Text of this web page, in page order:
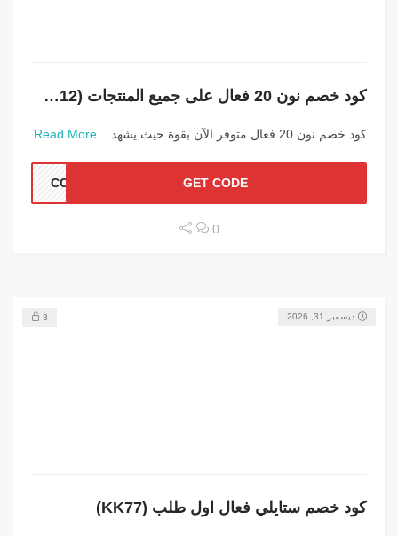
كود خصم نون 20 فعال على جميع المنتجات (NCCC12)
كود خصم نون 20 فعال متوفر الآن بقوة حيث يشهد... Read More
GET CODE
0
3
كود خصم ستايلي فعال اول طلب (KK77)
ديسمبر 31, 2026